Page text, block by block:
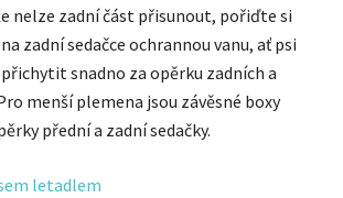
nelze zadní část přisunout, pořiďte si
zadní sedačce ochrannou vanu, ať psi
snadno za opěrku zadních a
menší plemena jsou závěsné boxy
přední a zadní sedačky.
letadlem